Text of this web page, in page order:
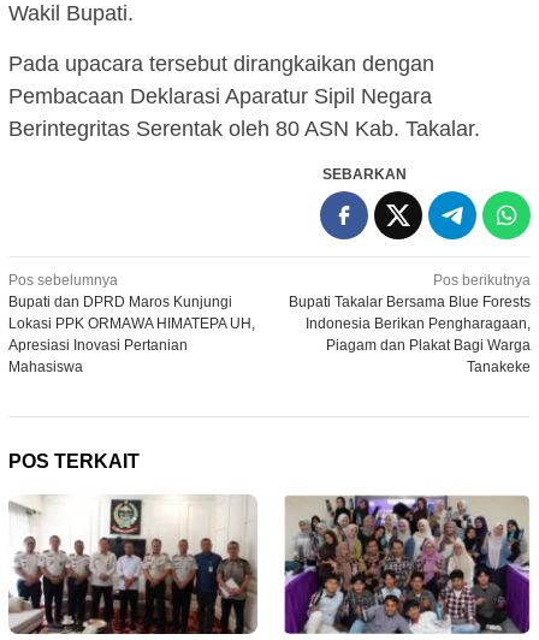
Wakil Bupati.
Pada upacara tersebut dirangkaikan dengan
Pembacaan Deklarasi Aparatur Sipil Negara
Berintegritas Serentak oleh 80 ASN Kab. Takalar.
SEBARKAN
Navigasi
pos
Pos sebelumnya
Bupati dan DPRD Maros Kunjungi
Lokasi PPK ORMAWA HIMATEPA UH,
Apresiasi Inovasi Pertanian
Mahasiswa
Pos berikutnya
Bupati Takalar Bersama Blue Forests
Indonesia Berikan Pengharagaan,
Piagam dan Plakat Bagi Warga
Tanakeke
POS TERKAIT